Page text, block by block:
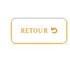
RETOUR